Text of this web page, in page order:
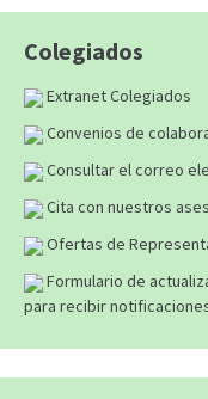
Colegiados
Extranet Colegiados
Convenios de
Consultar el correo
Cita con nuestros
Ofertas de
Formulario de
para recibir